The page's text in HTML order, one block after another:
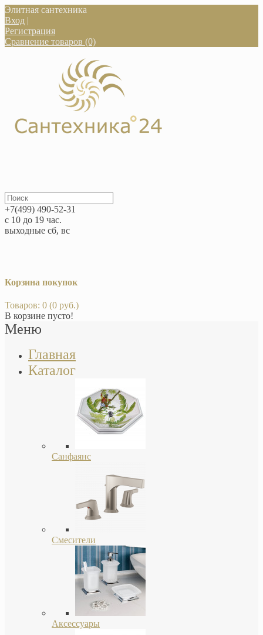
Элитная сантехника
Вход |
Регистрация
Сравнение товаров (0)
+7(499) 490-52-31
с 10 до 19 час.
выходные сб, вс
Корзина покупок
Товаров: 0 (0 руб.)
В корзине пусто!
Меню
Главная
Каталог
Санфаянс
Смесители
Аксессуары